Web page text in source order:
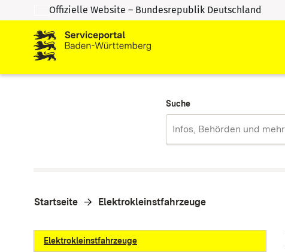
Zum Inhalt springen
Zur Suche springen
Offizielle Website – Bundesrepublik Deutschland
Suche
Startseite Elektrokleinstfahrzeuge
Elektrokleinstfahrzeuge